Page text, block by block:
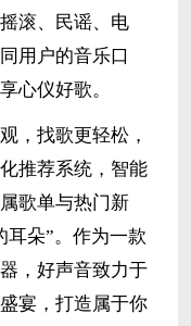
滚、民谣、电
用户的音乐口
心仪好歌。
，找歌更轻松，
推荐系统，智能
歌单与热门新
耳朵”。作为一款
，好声音致力于
宴，打造属于你